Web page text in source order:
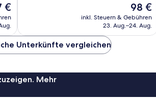
€
Der
Preis
beträgt
98 €
inkl. Steuern & Gebühren
23. Aug.–24. Aug.
Unterkünfte vergleichen
Mehr